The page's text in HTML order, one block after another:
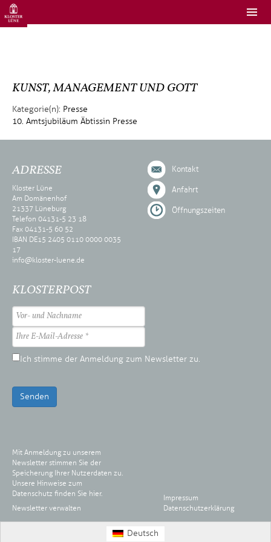
KUNST, MANAGEMENT UND GOTT
Kategorie(n): Presse
10. Amtsjubiläum Äbtissin Presse
ADRESSE
Kloster Lüne
Am Domänenhof
21337 Lüneburg
Telefon 04131-5 23 18
Fax 04131-5 60 52
IBAN DE15 2405 0110 0000 0035
17
info@kloster-luene.de
Kontakt
Anfahrt
Öffnungszeiten
KLOSTERPOST
Ich stimme der Anmeldung zum Newsletter zu.
Senden
Mit Anmeldung zu unserem
Newsletter stimmen Sie der
Speicherung Ihrer Nutzerdaten zu.
Unsere Hinweise zum
Datenschutz finden Sie hier.
Newsletter verwalten
Impressum
Datenschutzerklärung
Deutsch